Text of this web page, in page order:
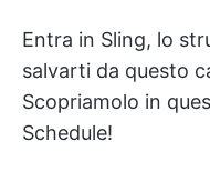
Entra in Sling, lo
salvarti da questo
Scopriamolo in
Schedule!